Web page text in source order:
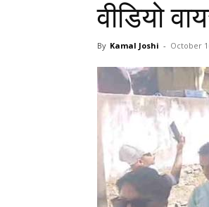
वीडियो
By Kamal Joshi - October